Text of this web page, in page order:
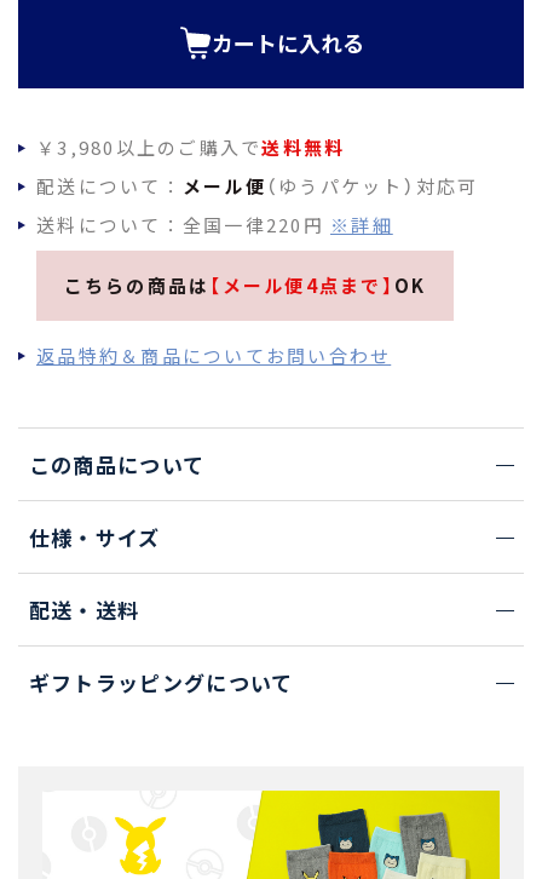
カートに入れる
￥3,980以上のご購入で送料無料
配送について： メール便 （ゆうパケット）対応可
送料について：全国一律220円 ※詳細
こちらの商品は 【メール便4点まで】 OK
返品特約＆商品についてお問い合わせ
この商品について
仕様・サイズ
配送・送料
ギフトラッピングについて